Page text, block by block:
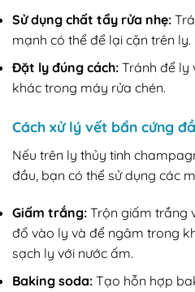
Sử dụng chất tẩy rửa nhẹ:
mạnh có thể để lại cặn trên ly.
Đặt ly đúng cách: Tránh để ly
khác trong máy rửa chén.
Cách xử lý vết bẩn cứng
Nếu trên ly thủy tinh
đầu, bạn có thể sử dụng các
Giấm trắng: Trộn giấm trắng
đổ vào ly và để ngâm trong
sạch ly với nước ấm.
Baking soda: Tạo hỗn hợp